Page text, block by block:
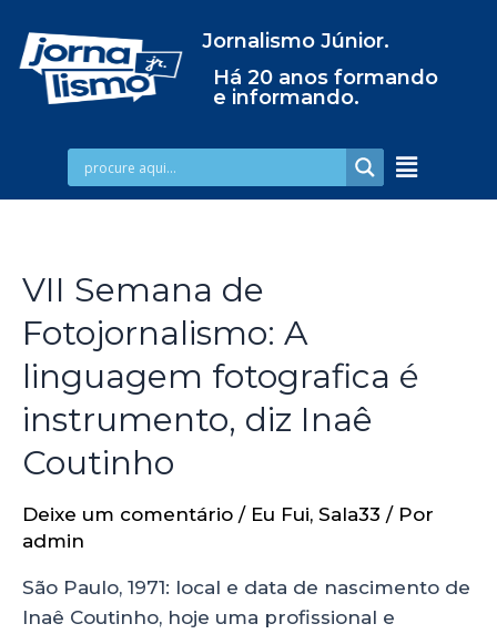
Jornalismo Júnior.
Há 20 anos formando
e informando.
VII Semana de
Fotojornalismo: A
linguagem fotografica é
instrumento, diz Inaê
Coutinho
Deixe um comentário / Eu Fui, Sala33 / Por
admin
São Paulo, 1971: local e data de nascimento de
Inaê Coutinho, hoje uma profissional e